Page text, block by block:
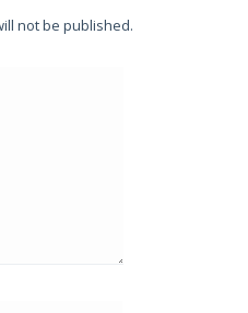
not be published.